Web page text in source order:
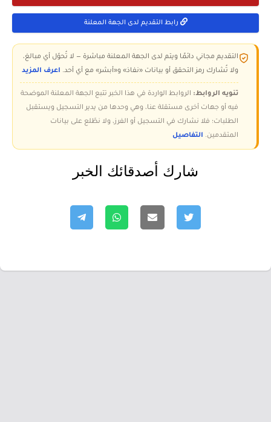
رابط التقديم لدى الجهة المعلنة
التقديم مجاني دائمًا ويتم لدى الجهة المعلنة مباشرة — لا تُحوّل أي مبالغ،
ولا تُشارك رمز التحقق أو بيانات «نفاذ» و«أبشر» مع أي أحد. اعرف المزيد
تنويه الروابط: الروابط الواردة في هذا الخبر تتبع الجهة المعلنة الموضحة
فيه أو جهات أخرى مستقلة عنا، وهي وحدها من يدير التسجيل ويستقبل
الطلبات؛ فلا نشارك في التسجيل أو الفرز، ولا نطّلع على بيانات
المتقدمين. التفاصيل
شارك أصدقائك الخبر